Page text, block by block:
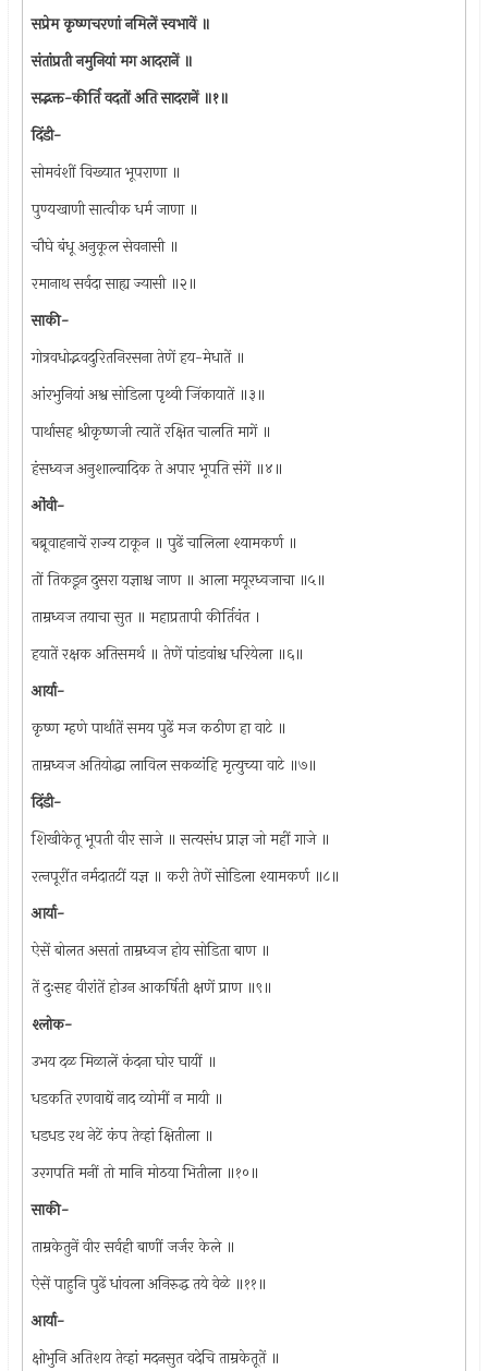
सप्रेम कृष्णचरणां नमिलें स्वभावें ॥
संतांप्रती नमुनियां मग आदरानें ॥
सद्भक्त-कीर्ति वदतों अति सादरानें ॥१॥
दिंडी-
सोमवंशीं विख्यात भूपराणा ॥
पुण्यखाणी सात्वीक धर्म जाणा ॥
चौघे बंधू अनुकूल सेवनासी ॥
रमानाथ सर्वदा साह्य ज्यासी ॥२॥
साकी-
गोत्रवधोद्भवदुरितनिरसना तेणें हय-मेधातें ॥
आंरभुनियां अश्व सोडिला पृथ्वी जिंकायातें ॥३॥
पार्थासह श्रीकृष्णजी त्यातें रक्षित चालति मागें ॥
हंसध्वज अनुशाल्वादिक ते अपार भूपति संगें ॥४॥
ओंवी-
बब्रूवाहनाचें राज्य टाकून ॥ पुढें चालिला श्यामकर्ण ॥
तों तिकडून दुसरा यज्ञाश्च जाण ॥ आला मयूरध्वजाचा ॥५॥
ताम्रध्वज तयाचा सुत ॥ महाप्रतापी कीर्तिवंत ।
हयातें रक्षक अतिसमर्थ ॥ तेणें पांडवांश्च धरियेला ॥६॥
आर्या-
कृष्ण म्हणे पार्थातें समय पुढें मज कठीण हा वाटे ॥
ताम्रध्वज अतियोद्धा लाविल सकळांहि मृत्युच्या वाटे ॥७॥
दिंडी-
शिखीकेतू भूपती वीर साजे ॥ सत्यसंध प्राज्ञ जो महीं गाजे ॥
रत्‍नपूरींत नर्मदातटीं यज्ञ ॥ करी तेणें सोडिला श्यामकर्ण ॥८॥
आर्या-
ऐसें बोलत असतां ताम्रध्वज होय सोडिता बाण ॥
तें दुःसह वीरांतें होउन आकर्षिती क्षणें प्राण ॥९॥
श्लोक-
उभय दळ मिळालें कंदना घोर घायीं ॥
धडकति रणवाद्यें नाद व्योमीं न मायी ॥
धडधड रथ नेटें कंप तेव्हां क्षितीला ॥
उरगपति मनीं तो मानि मोठया भितीला ॥१०॥
साकी-
ताम्रकेतुनें वीर सर्वही बाणीं जर्जर केले ॥
ऐसें पाहुनि पुढें धांवला अनिरुद्ध तये वेळे ॥११॥
आर्या-
क्षोभुनि अतिशय तेव्हां मदनसुत वदेचि ताम्रकेतूतें ॥